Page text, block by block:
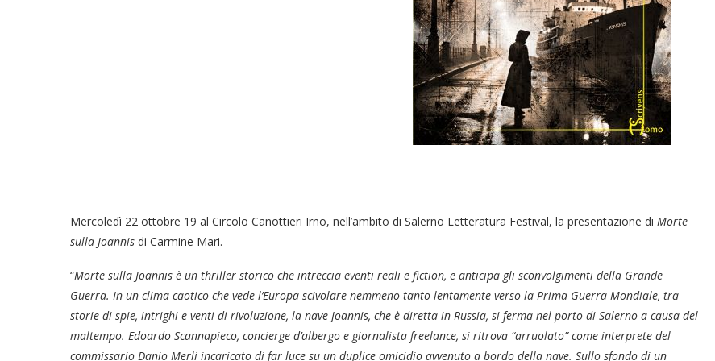
Mercoledì 22 ottobre 19 al Circolo Canottieri Irno, nell’ambito di Salerno Letteratura Festival, la presentazione di Morte
sulla Joannis di Carmine Mari.
“Morte sulla Joannis è un thriller storico che intreccia eventi reali e fiction, e anticipa gli sconvolgimenti della Grande
Guerra. In un clima caotico che vede l’Europa scivolare nemmeno tanto lentamente verso la Prima Guerra Mondiale, tra
storie di spie, intrighi e venti di rivoluzione, la nave Joannis, che è diretta in Russia, si ferma nel porto di Salerno a causa del
maltempo. Edoardo Scannapieco, concierge d’albergo e giornalista freelance, si ritrova “arruolato” come interprete del
commissario Danio Merli incaricato di far luce su un duplice omicidio avvenuto a bordo della nave. Sullo sfondo di un